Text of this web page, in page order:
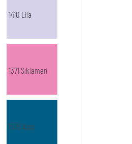
1410 Lila
1371 Sıklamen
1575 Azur